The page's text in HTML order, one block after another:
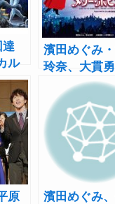
達
ル
ン
り本
濱田めぐみ
玲奈、大貫勇
小野田龍之介
『メリー・
ズ』4年ぶり
原
濱田めぐみ